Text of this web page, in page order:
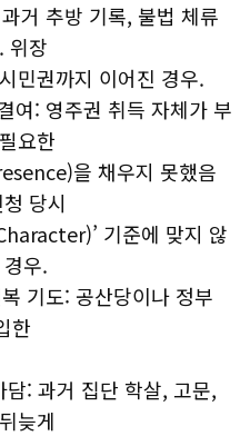
거 추방 기록, 불법 체류
위장
민권까지 이어진 경우.
여: 영주권 취득 자체가 부
요한
을 채우지 못했음
당시
기준에 맞지 않
우.
기도: 공산당이나 정부
한
: 과거 집단 학살, 고문,
늦게